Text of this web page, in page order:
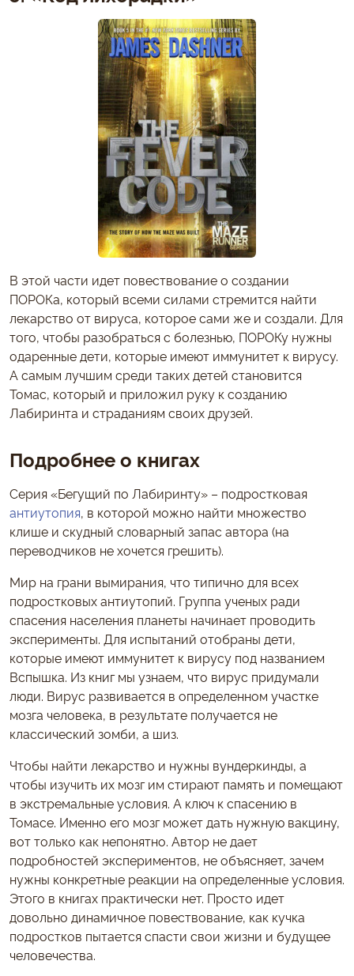
В этой части идет повествование о создании
ПОРОКа, который всеми силами стремится найти
лекарство от вируса, которое сами же и создали. Для
того, чтобы разобраться с болезнью, ПОРОКу нужны
одаренные дети, которые имеют иммунитет к вирусу.
А самым лучшим среди таких детей становится
Томас, который и приложил руку к созданию
Лабиринта и страданиям своих друзей.
Подробнее о книгах
Серия «Бегущий по Лабиринту» – подростковая
антиутопия, в которой можно найти множество
клише и скудный словарный запас автора (на
переводчиков не хочется грешить).
Мир на грани вымирания, что типично для всех
подростковых антиутопий. Группа ученых ради
спасения населения планеты начинает проводить
эксперименты. Для испытаний отобраны дети,
которые имеют иммунитет к вирусу под названием
Вспышка. Из книг мы узнаем, что вирус придумали
люди. Вирус развивается в определенном участке
мозга человека, в результате получается не
классический зомби, а шиз.
Чтобы найти лекарство и нужны вундеркинды, а
чтобы изучить их мозг им стирают память и помещают
в экстремальные условия. А ключ к спасению в
Томасе. Именно его мозг может дать нужную вакцину,
вот только как непонятно. Автор не дает
подробностей экспериментов, не объясняет, зачем
нужны конкретные реакции на определенные условия.
Этого в книгах практически нет. Просто идет
довольно динамичное повествование, как кучка
подростков пытается спасти свои жизни и будущее
человечества.